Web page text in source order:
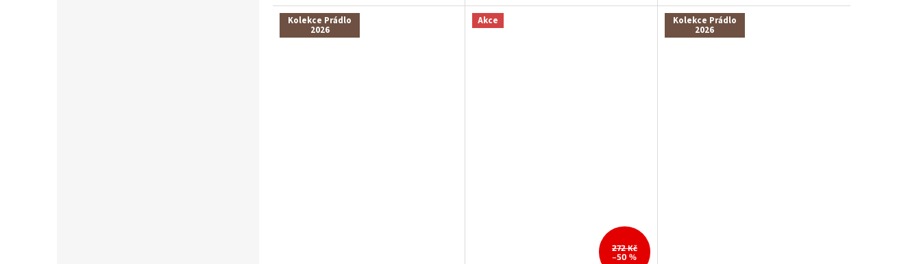
Kolekce Prádlo
2026
Akce
272 Kč
–50 %
Kolekce Prádlo
2026